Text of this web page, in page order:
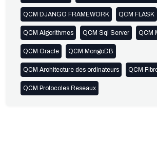
QCM DJANGO FRAMEWORK QCM FLASK
QCM Algorithmes QCM Sql Server QCM
QCM Oracle QCM MongoDB
QCM Architecture des ordinateurs QCM
QCM Protocoles Reseaux